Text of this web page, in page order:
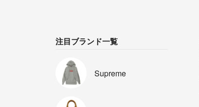
注目ブランド一覧
Supreme